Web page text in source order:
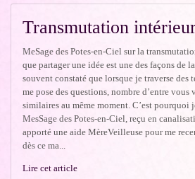
Transmutation
MeSage des Potes-en-Ciel sur la
que partager une idée est une des façons de
souvent constaté que lorsque je traverse des
me pose des questions, nombre d’entre vous
similaires au même moment. C’est pourquoi
MesSage des Potes-en-Ciel, reçu en
apporté une aide MèreVeilleuse pour me
dès ce ma...
Lire cet article